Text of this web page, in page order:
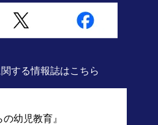
する情報誌はこちら
の幼児教育』